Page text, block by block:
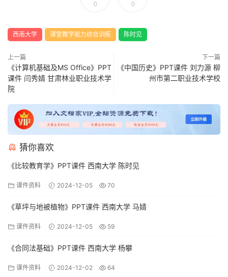
0 0
西南大学 课堂教学能力综合训练 陈时见
上一篇
《计算机基础及MS Office》PPT
课件 闫秀婧 甘肃林业职业技术学
院
下一篇
《中国历史》PPT课件 刘力源 柳
州市第二职业技术学校
猜你喜欢
《比较教育学》PPT课件 西南大学 陈时见
课件资料 2024-12-05 70
《草坪与地被植物》PPT课件 西南大学 马婧
课件资料 2024-12-05 59
《合同法基础》PPT课件 西南大学 杨攀
课件资料 2024-12-02 64